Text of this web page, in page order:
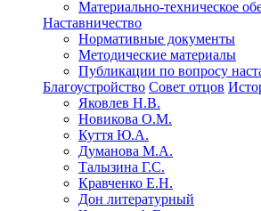
Материально-техническое
Наставничество
Нормативные документы
Методические материалы
Публикации по вопросу
Благоустройство Совет отцов
Яковлев Н.В.
Новикова О.М.
Куття Ю.А.
Думанова М.А.
Талызина Г.С.
Кравченко Е.Н.
Дон литературный